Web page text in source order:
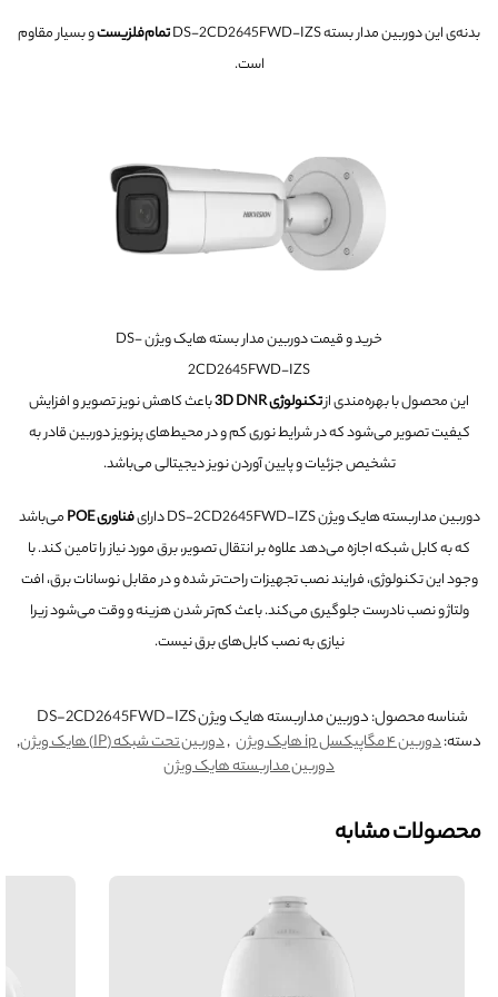
بدنه‌ی این دوربین مدار بسته DS-2CD2645FWD-IZS تمام‌فلزیستو بسیار مقاوم
است.
خرید و قیمت دوربین مدار بسته هایک ویژن DS-
2CD2645FWD-IZS
این محصول با بهره‌مندی ازتکنولوژی 3D DNR
باعث کاهش نویز تصویر و افزایش
کیفیت تصویر می‌شود که در شرایط نوری کم و در محیط‌های پرنویز دوربین قادر به
تشخیص جزئیات و پایین آوردن نویز دیجیتالی می‌باشد.
دوربین مداربسته هایک ویژن DS-2CD2645FWD-IZS دارای فناوری POE
می‌باشد
که به کابل شبکه اجازه می‌دهد علاوه بر انتقال تصویر، برق مورد نیاز را تامین کند. با
وجود این تکنولوژی، فرایند نصب تجهیزات راحت‌تر شده و در مقابل نوسانات برق، افت
ولتاژ و نصب نادرست جلوگیری می‌کند. باعث کم‌تر شدن هزینه و وقت می‌شود زیرا
نیازی به نصب کابل‌های برق نیست.
شناسه محصول:دوربین مداربسته هایک ویژن DS-2CD2645FWD-IZS
دسته:دوربین ۴ مگاپیکسل ip هایک ویژن ,دوربین تحت شبکه (IP) هایک ویژن
,
دوربین مداربسته هایک ویژن
محصولات مشابه